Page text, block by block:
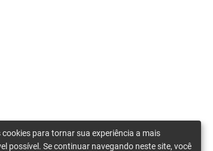
cookies para tornar sua experiência a mais
possível. Se continuar navegando neste site, você